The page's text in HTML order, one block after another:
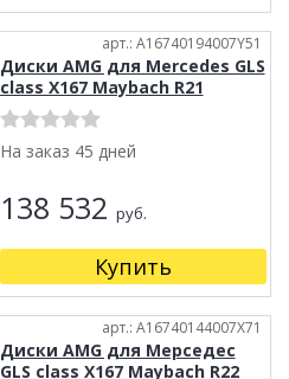
арт.: A16740194007Y51
Диски AMG для Mercedes GLS
class X167 Maybach R21
На заказ 45 дней
138 532 руб.
Купить
арт.: A16740144007X71
Диски AMG для Мерседес
GLS class X167 Maybach R22